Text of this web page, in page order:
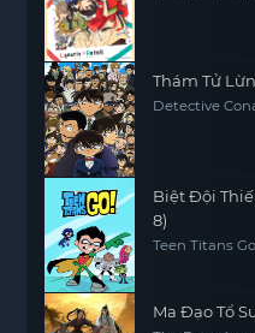
Thám Tử
Detective
Biệt Đội
8)
Teen Titans
Ma Đạo Tổ